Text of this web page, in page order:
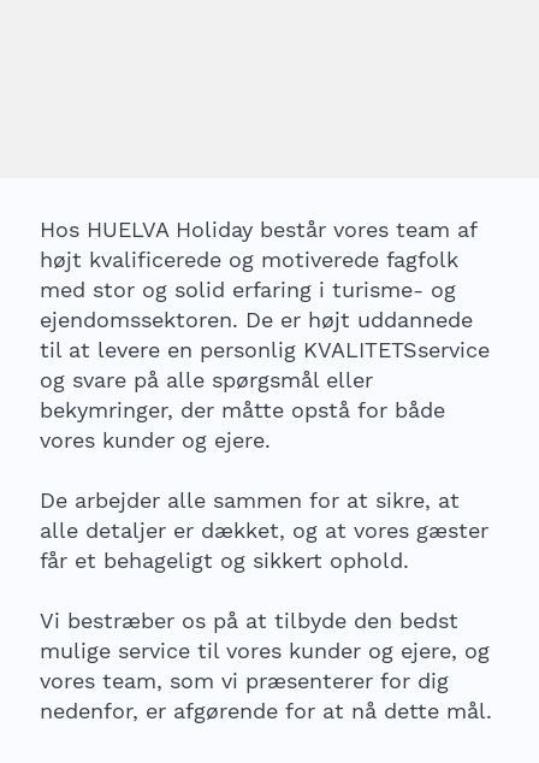
Hos HUELVA Holiday består vores team af
højt kvalificerede og motiverede fagfolk
med stor og solid erfaring i turisme- og
ejendomssektoren. De er højt uddannede
til at levere en personlig KVALITETSservice
og svare på alle spørgsmål eller
bekymringer, der måtte opstå for både
vores kunder og ejere.
De arbejder alle sammen for at sikre, at
alle detaljer er dækket, og at vores gæster
får et behageligt og sikkert ophold.
Vi bestræber os på at tilbyde den bedst
mulige service til vores kunder og ejere, og
vores team, som vi præsenterer for dig
nedenfor, er afgørende for at nå dette mål.